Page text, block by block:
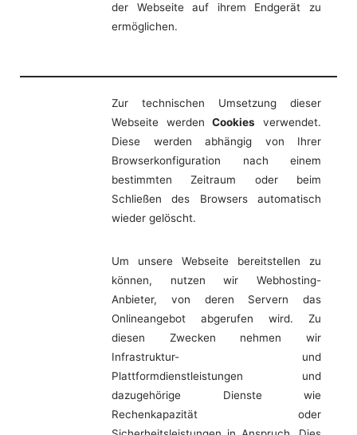
der Webseite auf ihrem Endgerät zu
ermöglichen.
Zur technischen Umsetzung dieser
Webseite werdenCookies verwendet.
Diese werden abhängig von Ihrer
Browserkonfiguration nach einem
bestimmten Zeitraum oder beim
Schließen des Browsers automatisch
wieder gelöscht.
Um unsere Webseite bereitstellen zu
können, nutzen wir Webhosting-
Anbieter, von deren Servern das
Onlineangebot abgerufen wird. Zu
diesen Zwecken nehmen wir
Infrastruktur- und
Plattformdienstleistungen und
dazugehörige Dienste wie
Rechenkapazität oder